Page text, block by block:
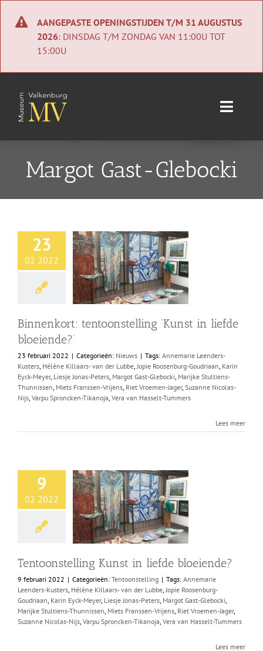
naar
AANGEPASTE OPENINGSTIJDEN T/M 31 AUGUSTUS
2026: DINSDAG T/M ZONDAG VAN 11:00U TOT
15:00U
Toggle
Home
Nieuws
Collectie
BEZOEK
Margot Gast-Glebocki
23
02 2022
Binnenkort: tentoonstelling ‘Kunst in liefde
bloeiende?’
23 februari 2022 | Categorieën: Nieuws | Tags: Annemarie Leenders-
Kusters, Hélène Killaars- van der Lubbe,Jopie Roosenburg-Goudriaan, Karin
Eyck-Meyer, Liesje Jonas-Peters, Margot Gast-Glebocki, Marijke Stultiens-
Thunnissen, Miets Franssen-Vrijens, Riet Vroemen-Jager, Suzanne Nicolas-
Nijs, Varpu Sproncken-Tikanoja, Vera van Hasselt-Tummers
Lees meer
9
02 2022
Tentoonstelling Kunst in liefde bloeiende?
9 februari 2022 | Categorieën: Tentoonstelling | Tags: Annemarie
Leenders-Kusters Hélène Killaars- van der Lubbe Jopie Roosenburg-
Goudriaan Karin Eyck-Meyer, Liesje Jonas-Peters Margot Gast-Glebocki
Marijke Stultiens-Thunnissen Miets Franssen-Vrijens Riet Vroemen-Jager,
Suzanne Nicolas-Nijs Varpu Sproncken-Tikanoja Vera van Hasselt-Tummers
Lees meer